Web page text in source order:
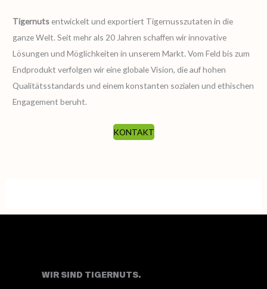
Tigernuts entwickelt und exportiert Tigernusszutaten in die
ganze Welt. Seit mehr als 20 Jahren schaffen wir innovative
Lösungen und Möglichkeiten in unserem Markt. Vom Feld bis zum
Endprodukt verfolgen wir eine globale Vision, die auf hohen
Qualitätsstandards und einem konstanten sozialen und ethischen
Engagement beruht.
KONTAKT
WIR SIND TIGERNUTS.